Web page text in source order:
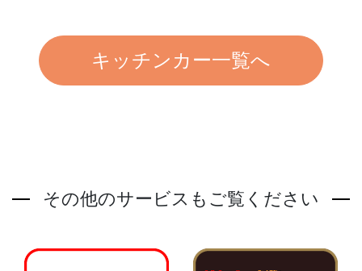
キッチンカー一覧へ
その他のサービスもご覧ください